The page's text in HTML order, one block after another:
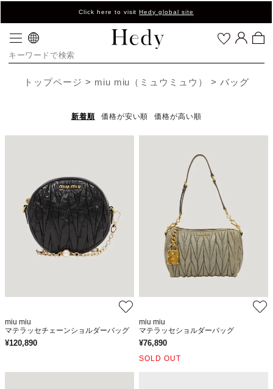
Click here to visitHedy global site
トップページ miu miu（ミュウミュウ） バッグ
新着順 価格が安い順 価格が高い順
miu miu
マテラッセチェーンショルダーバッグ
¥120,890
miu miu
マテラッセショルダーバッグ
¥76,890
SOLD OUT